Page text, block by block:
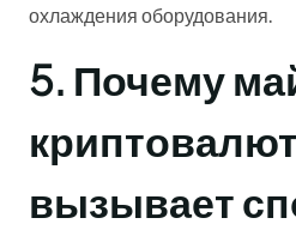
охлаждения оборудования.
5. Почему
вызывает